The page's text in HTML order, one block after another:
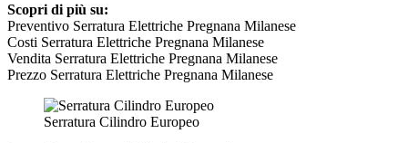
Scopri di più su:
Preventivo Serratura Elettriche Pregnana Milanese
Costi Serratura Elettriche Pregnana Milanese
Vendita Serratura Elettriche Pregnana Milanese
Prezzo Serratura Elettriche Pregnana Milanese
Serratura Cilindro Europeo